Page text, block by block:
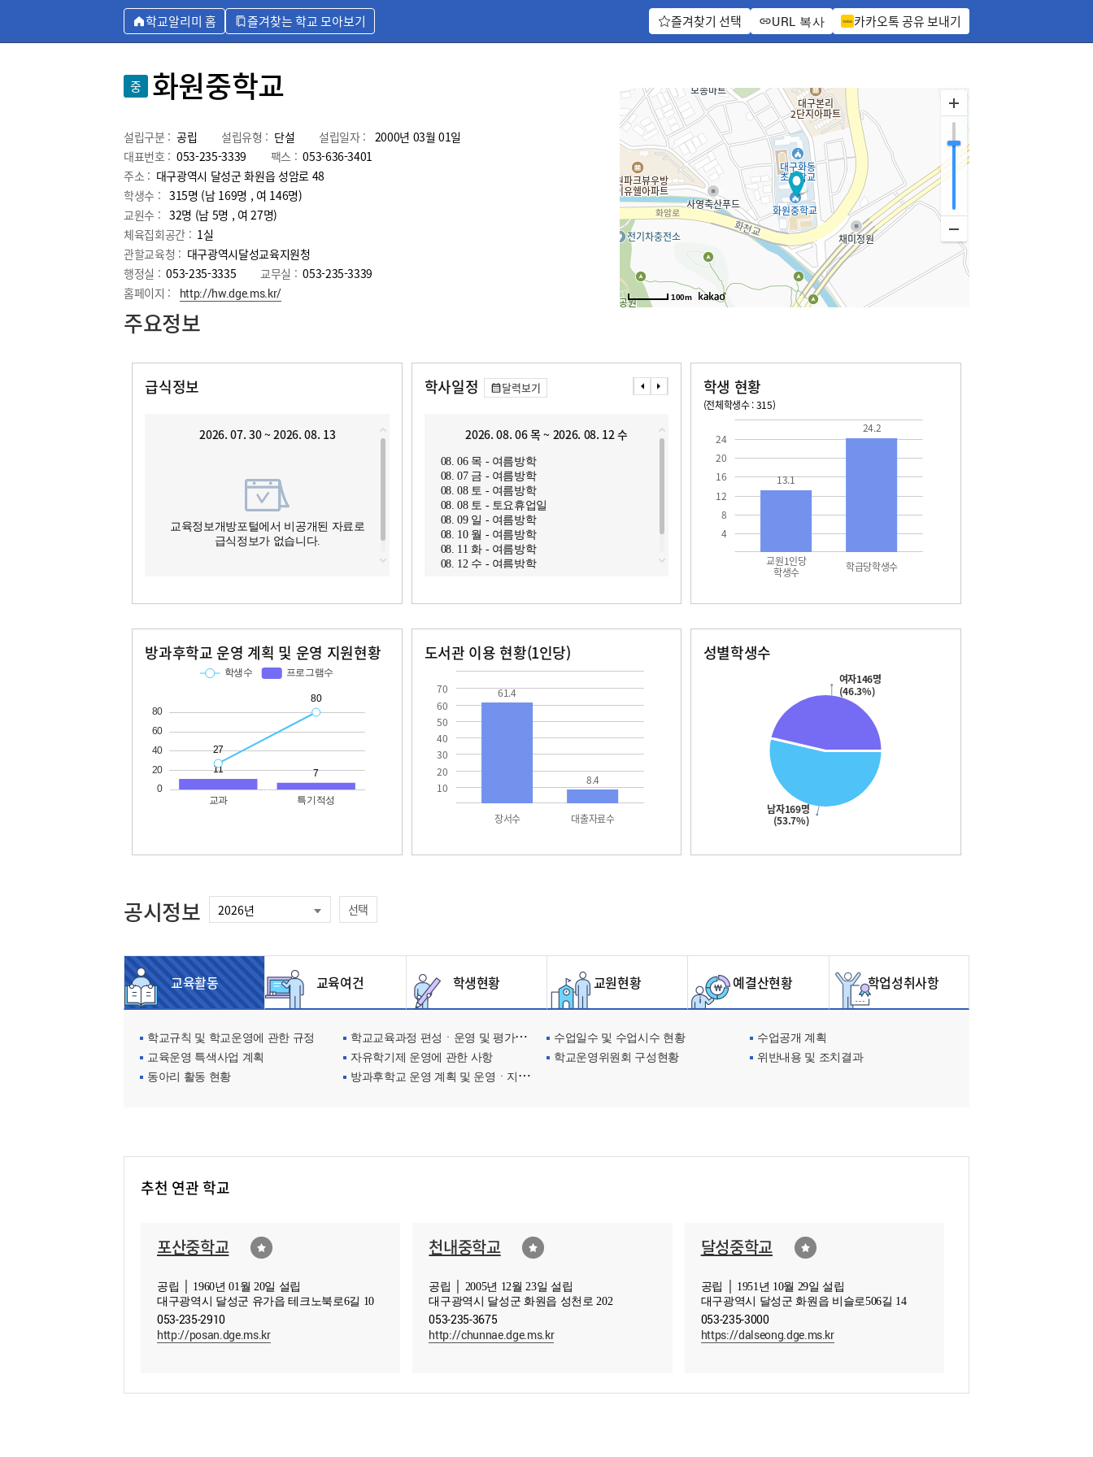
학교알리미 홈 즐겨찾는 학교 모아보기 즐겨찾기 선택 URL 복사 카카오톡 공유 보내기
중 화원중학교
설립구분 : 공립 설립유형 : 단설 설립일자 : 2000년 03월 01일
대표번호 : 053-235-3339 팩스 : 053-636-3401
주소 : 대구광역시 달성군 화원읍 성암로 48
학생수 : 315명 (남 169명 , 여 146명)
교원수 : 32명 (남 5명 , 여27명)
체육집회공간 : 1실
관할교육청 : 대구광역시달성교육지원청
행정실 : 053-235-3335 교무실 : 053-235-3339
홈페이지 :
http://hw.dge.ms.kr/ 100m
주요정보
급식정보
2026. 07. 30 ~ 2026. 08. 13
교육정보개방포털에서 비공개된 자료로
급식정보가 없습니다.
학사일정 달력보기
2026. 08. 06 목 ~ 2026. 08. 12 수
08. 06 목 - 여름방학
08. 07 금 - 여름방학
08. 08 토 - 여름방학
08. 08 토 - 토요휴업일
08. 09 일 - 여름방학
08. 10 월 - 여름방학
08. 11 화 - 여름방학
08. 12 수 - 여름방학
2026. 08. 13 목 ~ 2026. 08. 19 수
08. 13 목 - 여름방학
08. 15 토 - 광복절
08. 17 월 - 대체공휴일
학생 현황
(전체학생수 : 315)
4
8
12
16
20
24
교원1인당
학생수 학급당학생수
13.1
24.2
방과후학교 운영 계획 및 운영 지원현황 도서관 이용 현황(1인당)
10
20
30
40
50
60
70
장서수 대출자료수
61.4
8.4
성별학생수
남자169명
(53.7%)
여자146명
(46.3%)
공시정보 선택
교육활동 교육여건 학생현황 교원현황 예결산현황 학업성취사항
학교규칙 및 학교운영에 관한 규정 학교교육과정 편성ㆍ운영 및 평가에 관한 사항 수업일수 및 수업시수 현황
수업공개 계획
교육운영 특색사업 계획
자유학기제 운영에 관한 사항 학교운영위원회 구성현황
위반내용 및 조치결과
동아리 활동 현황
방과후학교 운영 계획 및 운영ㆍ지원현황
추천 연관 학교
포산중학교
공립 │ 1960년 01월 20일 설립
대구광역시 달성군 유가읍 테크노북로6길 10
053-235-2910
http://posan.dge.ms.kr
천내중학교
공립 │ 2005년 12월 23일 설립
대구광역시 달성군 화원읍 성천로 202
053-235-3675
http://chunnae.dge.ms.kr
달성중학교
공립 │ 1951년 10월 29일 설립
대구광역시 달성군 화원읍 비슬로506길 14
053-235-3000
https://dalseong.dge.ms.kr